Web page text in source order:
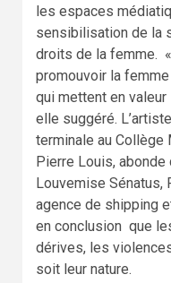
les espaces
sensibilisation de la
droits de la femme.
promouvoir la
qui mettent en
elle suggéré.
terminale au
Pierre Louis,
Louvemise Sénatus,
agence de shipping
en conclusion que
dérives, les
soit leur nature.